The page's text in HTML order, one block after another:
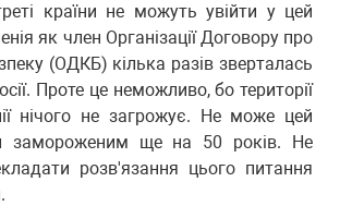
країни не можуть увійти у цей
як член Організації Договору про
(ОДКБ) кілька разів зверталась
Проте це неможливо, бо території
нічого не загрожує. Не може цей
замороженим ще на 50 років. Не
розв'язання цього питання